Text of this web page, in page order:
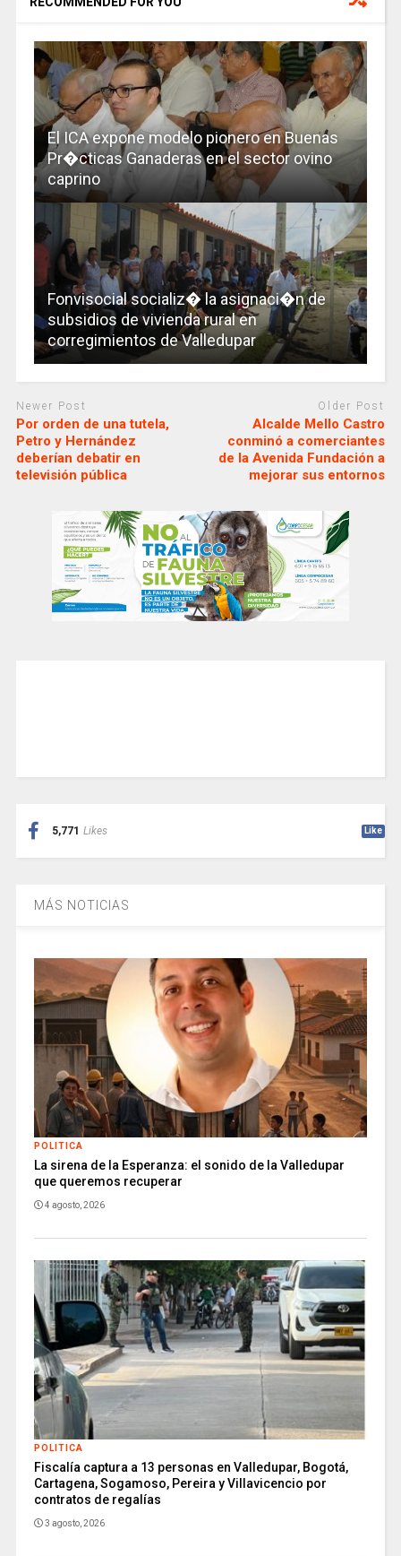
El ICA expone modelo pionero en Buenas
Pr�cticas Ganaderas en el sector ovino
caprino
Fonvisocial socializ� la asignaci�n de
subsidios de vivienda rural en
corregimientos de Valledupar
Newer Post
Por orden de una tutela,
Petro y Hernández
deberían debatir en
televisión pública
Older Post
Alcalde Mello Castro
conminó a comerciantes
de la Avenida Fundación a
mejorar sus entornos
5,771 Likes Like
MÁS NOTICIAS
POLITICA
La sirena de la Esperanza: el sonido de la Valledupar
que queremos recuperar
4 agosto, 2026
POLITICA
Fiscalía captura a 13 personas en Valledupar, Bogotá,
Cartagena, Sogamoso, Pereira y Villavicencio por
contratos de regalías
3 agosto, 2026